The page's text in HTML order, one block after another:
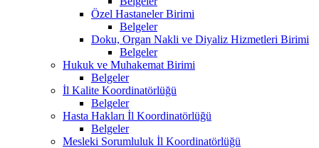
Özel Hastaneler Birimi
Belgeler
Doku, Organ Nakli ve Diyaliz Hizmetleri Birimi
Belgeler
Hukuk ve Muhakemat Birimi
Belgeler
İl Kalite Koordinatörlüğü
Belgeler
Hasta Hakları İl Koordinatörlüğü
Belgeler
Mesleki Sorumluluk İl Koordinatörlüğü